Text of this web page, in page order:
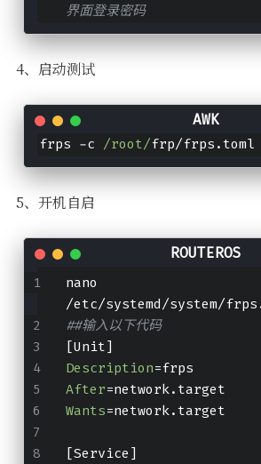
界面登录密码
4、启动测试
frps -c /root/frp/frps.toml
5、开机自启
nano
/etc/systemd/system/
##输入以下代码
[Unit]
Description=frps
After=network.target
Wants=network.target
[Service]